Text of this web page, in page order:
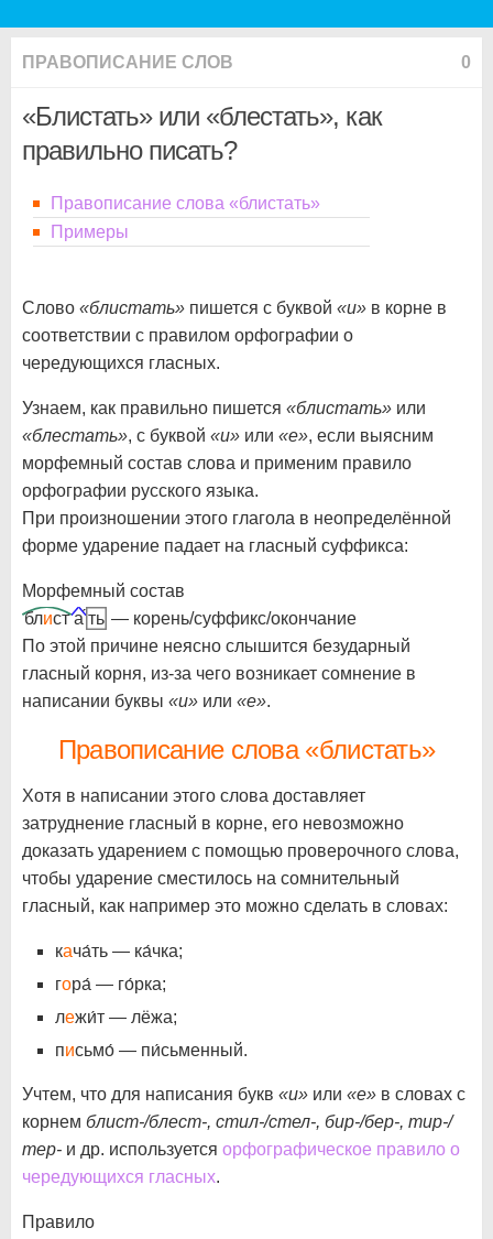
ПРАВОПИСАНИЕ СЛОВ 0
«Блистать» или «блестать», как
правильно писать?
Правописание слова «блистать»
Примеры
Слово «блистать» пишется с буквой «и» в корне в
соответствии с правилом орфографии о
чередующихся гласных.
Узнаем, как правильно пишется «блистать» или
«блестать», с буквой «и» или «е», если выясним
морфемный состав слова и применим правило
орфографии русского языка.
При произношении этого глагола в неопределённой
форме ударение падает на гласный суффикса:
Морфемный состав
блист а ть — корень/суффикс/окончание
По этой причине неясно слышится безударный
гласный корня, из-за чего возникает сомнение в
написании буквы «и» или «е».
Правописание слова «блистать»
Хотя в написании этого слова доставляет
затруднение гласный в корне, его невозможно
доказать ударением с помощью проверочного слова,
чтобы ударение сместилось на сомнительный
гласный, как например это можно сделать в словах:
кача́ть — ка́чка;
гора́ — го́рка;
лежи́т — лёжа;
письмо́ — пи́сьменный.
Учтем, что для написания букв «и» или «е» в словах с
корнем блист-/блест-, стил-/стел-, бир-/бер-, тир-/
тер- и др. используется орфографическое правило о
чередующихся гласных.
Правило